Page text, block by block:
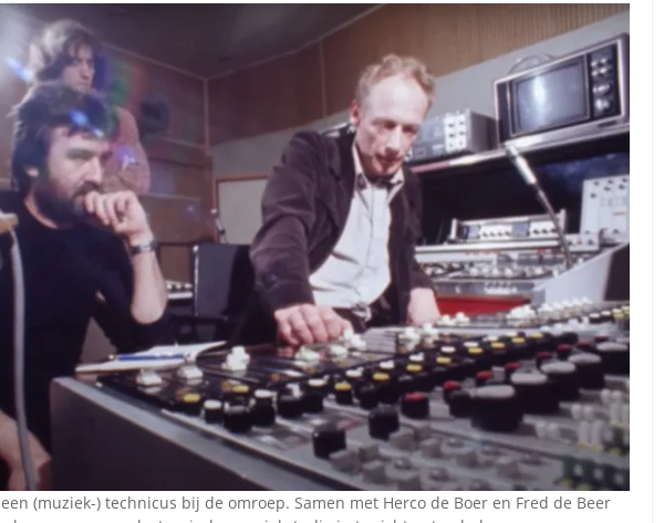
(muziek-) technicus bij de omroep. Samen met Herco de Boer en Fred de Beer